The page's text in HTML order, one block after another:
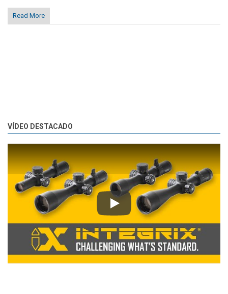
Read More
VÍDEO DESTACADO
Play